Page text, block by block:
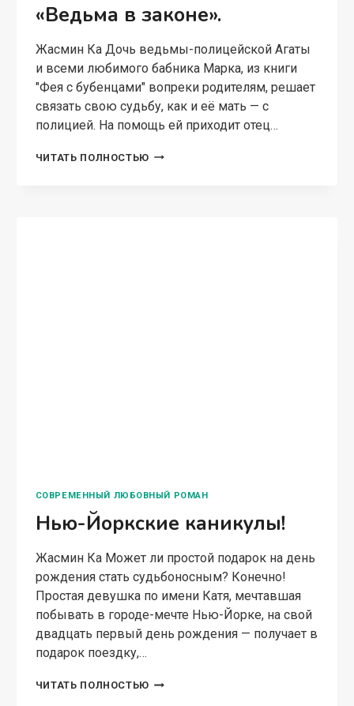
«Ведьма в законе».
Жасмин Ка Дочь ведьмы-полицейской Агаты
и всеми любимого бабника Марка, из книги
"Фея с бубенцами" вопреки родителям, решает
связать свою судьбу, как и её мать — с
полицией. На помощь ей приходит отец…
ЧИТАТЬ ПОЛНОСТЬЮ «ВЕДЬМА
СОВРЕМЕННЫЙ ЛЮБОВНЫЙ РОМАН
Нью-Йоркские каникулы!
Жасмин Ка Может ли простой подарок на день
рождения стать судьбоносным? Конечно!
Простая девушка по имени Катя, мечтавшая
побывать в городе-мечте Нью-Йорке, на свой
двадцать первый день рождения — получает в
подарок поездку,…
ЧИТАТЬ ПОЛНОСТЬЮ НЬЮ-